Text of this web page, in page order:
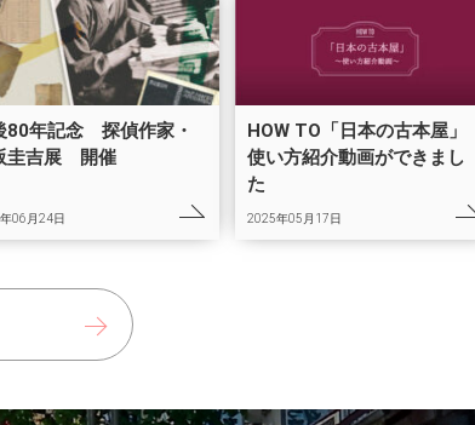
80年記念 探偵作家・
圭吉展 開催
06月24日
HOW TO「日本の古本屋」
使い方紹介動画ができまし
た
2025年05月17日